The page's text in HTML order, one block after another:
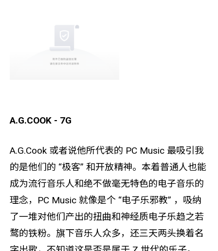
A.G.COOK - 7G
A.G.Cook 或者说他所代表的 PC Music 最吸引我
的是他们的 “极客” 和开放精神。本着普通人也能
成为流行音乐人和绝不做毫无特色的电子音乐的
理念，PC Music 就像是个 “电子乐邪教” ，吸纳
了一堆对他们产出的扭曲和神经质电子乐趋之若
鹜的铁粉。旗下音乐人众多，还三天两头换着名